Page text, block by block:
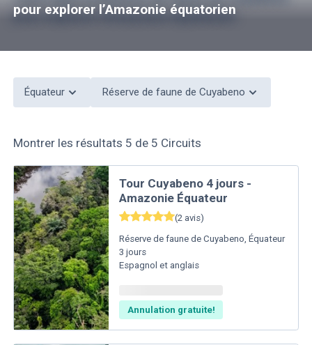
pour explorer l’Amazonie équatorien
Équateur Réserve de faune de Cuyabeno
Montrer les résultats 5 de 5 Circuits
Tour Cuyabeno 4 jours -
Amazonie Équateur
(2 avis)
Réserve de faune de Cuyabeno ,Équateur
3 jours
Espagnol et anglais
Annulation gratuite!